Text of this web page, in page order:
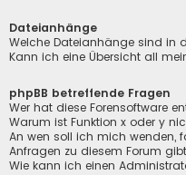
Dateianhänge
Welche Dateianhänge sind in
Kann ich eine Übersicht all
phpBB betreffende Fragen
Wer hat diese Forensoftware
Warum ist Funktion x oder y
An wen soll ich mich wenden,
Anfragen zu diesem Forum
Wie kann ich einen